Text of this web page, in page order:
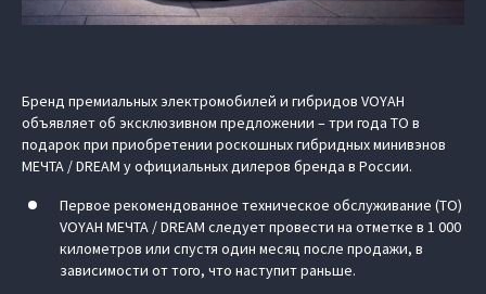
Бренд премиальных электромобилей и гибридов VOYAH
объявляет об эксклюзивном предложении – три года ТО в
подарок при приобретении роскошных гибридных минивэнов
МЕЧТА / DREAM у официальных дилеров бренда в России.
Первое рекомендованное техническое обслуживание (ТО)
VOYAH МЕЧТА / DREAM следует провести на отметке в 1 000
километров или спустя один месяц после продажи, в
зависимости от того, что наступит раньше.